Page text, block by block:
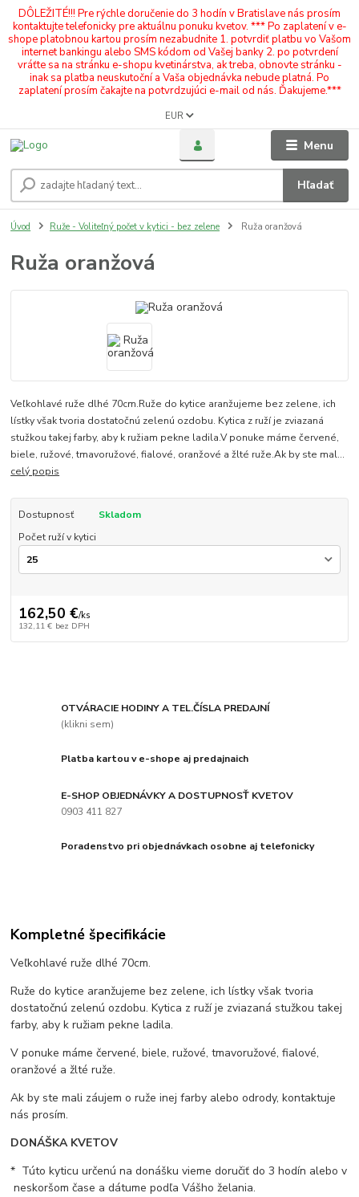
DÔLEŽITÉ!!! Pre rýchle doručenie do 3 hodín v Bratislave nás prosím
kontaktujte telefonicky pre aktuálnu ponuku kvetov. *** Po zaplatení v e-
shope platobnou kartou prosím nezabudnite 1. potvrdiť platbu vo Vašom
internet bankingu alebo SMS kódom od Vašej banky 2. po potvrdení
vráťte sa na stránku e-shopu kvetinárstva, ak treba, obnovte stránku -
inak sa platba neuskutoční a Vaša objednávka nebude platná. Po
zaplatení prosím čakajte na potvrdzujúci e-mail od nás. Ďakujeme.***
Menu
EUR
Hľadať
Úvod Ruže - Voliteľný počet v kytici - bez zelene Ruža oranžová
Ruža oranžová
Veľkohlavé ruže dlhé 70cm.Ruže do kytice aranžujeme bez zelene, ich
lístky však tvoria dostatočnú zelenú ozdobu. Kytica z ruží je zviazaná
stužkou takej farby, aby k ružiam pekne ladila.V ponuke máme červené,
biele, ružové, tmavoružové, fialové, oranžové a žlté ruže.Ak by ste mal...
celý popis
Dostupnosť
Skladom
Počet ruží v kytici
162,50 €/ks
132,11 € bez DPH
OTVÁRACIE HODINY A TEL.ČÍSLA PREDAJNÍ
(klikni sem)
Platba kartou v e-shope aj predajnaich
E-SHOP OBJEDNÁVKY A DOSTUPNOSŤ KVETOV
0903 411 827
Poradenstvo pri objednávkach osobne aj telefonicky
Kompletné špecifikácie
Veľkohlavé ruže dlhé 70cm.
Ruže do kytice aranžujeme bez zelene, ich lístky však tvoria
dostatočnú zelenú ozdobu. Kytica z ruží je zviazaná stužkou takej
farby, aby k ružiam pekne ladila.
V ponuke máme červené, biele, ružové, tmavoružové, fialové,
oranžové a žlté ruže.
Ak by ste mali záujem o ruže inej farby alebo odrody, kontaktuje
nás prosím.
DONÁŠKA KVETOV
* Túto kyticu určenú na donášku vieme doručiť do 3 hodín alebo v
neskoršom čase a dátume podľa Vášho želania.